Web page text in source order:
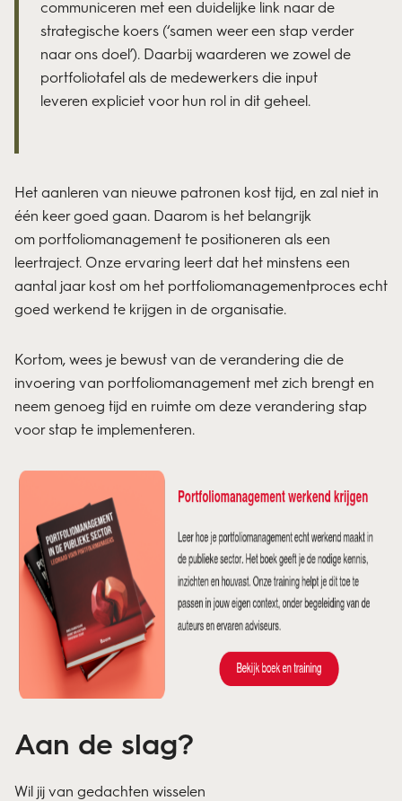
communiceren met een duidelijke link naar de
strategische koers (‘samen weer een stap verder
naar ons doel’). Daarbij waarderen we zowel de
portfoliotafel als de medewerkers die input
leveren expliciet voor hun rol in dit geheel.
Het aanleren van nieuwe patronen kost tijd, en zal niet in
één keer goed gaan. Daarom is het belangrijk
om portfoliomanagement te positioneren als een
leertraject. Onze ervaring leert dat het minstens een
aantal jaar kost om het portfoliomanagementproces echt
goed werkend te krijgen in de organisatie.
Kortom, wees je bewust van de verandering die de
invoering van portfoliomanagement met zich brengt en
neem genoeg tijd en ruimte om deze verandering stap
voor stap te implementeren.
Aan de slag?
Wil jij van gedachten wisselen